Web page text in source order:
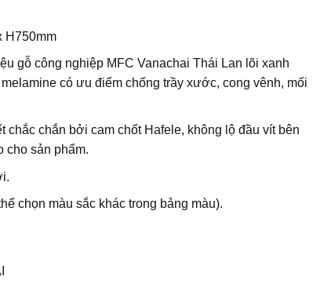
H750mm
gỗ công nghiệp MFC Vanachai Thái Lan lõi xanh
có ưu điểm chống trầy xước, cong vênh, mối
chắc chắn bởi cam chốt Hafele, không lộ đầu vít bên
cho sản phẩm.
chọn màu sắc khác trong bảng màu).